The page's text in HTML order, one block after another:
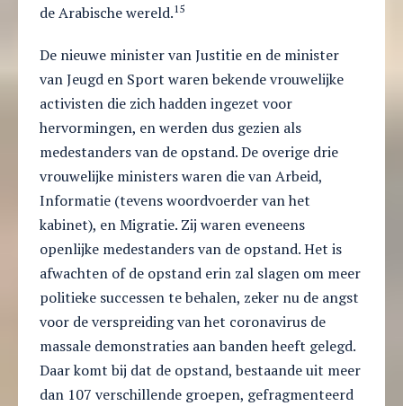
de Arabische wereld.15
De nieuwe minister van Justitie en de minister
van Jeugd en Sport waren bekende vrouwelijke
activisten die zich hadden ingezet voor
hervormingen, en werden dus gezien als
medestanders van de opstand. De overige drie
vrouwelijke ministers waren die van Arbeid,
Informatie (tevens woordvoerder van het
kabinet), en Migratie. Zij waren eveneens
openlijke medestanders van de opstand. Het is
afwachten of de opstand erin zal slagen om meer
politieke successen te behalen, zeker nu de angst
voor de verspreiding van het coronavirus de
massale demonstraties aan banden heeft gelegd.
Daar komt bij dat de opstand, bestaande uit meer
dan 107 verschillende groepen, gefragmenteerd